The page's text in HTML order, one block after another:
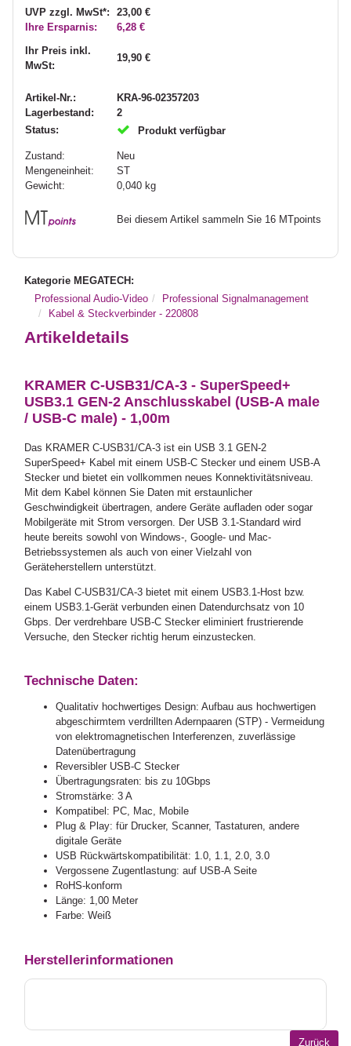
UVP zzgl. MwSt*:
23,00 €
Ihre Ersparnis:
6,28 €
Ihr Preis inkl.
MwSt:
19,90 €
Artikel-Nr.:
KRA-96-02357203
Lagerbestand:
2
Status:
Produkt verfügbar
Zustand:
Neu
Mengeneinheit:
ST
Gewicht:
0,040 kg
Bei diesem Artikel sammeln Sie 16 MTpoints
Kategorie MEGATECH:
Professional Audio-Video
Professional Signalmanagement
Kabel & Steckverbinder - 220808
Artikeldetails
KRAMER C-USB31/CA-3 - SuperSpeed+
USB3.1 GEN-2 Anschlusskabel (USB-A male
/ USB-C male) - 1,00m
Das KRAMER C-USB31/CA-3 ist ein USB 3.1 GEN-2
SuperSpeed+ Kabel mit einem USB-C Stecker und einem USB-A
Stecker und bietet ein vollkommen neues Konnektivitätsniveau.
Mit dem Kabel können Sie Daten mit erstaunlicher
Geschwindigkeit übertragen, andere Geräte aufladen oder sogar
Mobilgeräte mit Strom versorgen. Der USB 3.1-Standard wird
heute bereits sowohl von Windows-, Google- und Mac-
Betriebssystemen als auch von einer Vielzahl von
Geräteherstellern unterstützt.
Das Kabel C-USB31/CA-3 bietet mit einem USB3.1-Host bzw.
einem USB3.1-Gerät verbunden einen Datendurchsatz von 10
Gbps. Der verdrehbare USB-C Stecker eliminiert frustrierende
Versuche, den Stecker richtig herum einzustecken.
Technische Daten:
Qualitativ hochwertiges Design: Aufbau aus hochwertigen
abgeschirmtem verdrillten Adernpaaren (STP) - Vermeidung
von elektromagnetischen Interferenzen, zuverlässige
Datenübertragung
Reversibler USB-C Stecker
Übertragungsraten: bis zu 10Gbps
Stromstärke: 3 A
Kompatibel: PC, Mac, Mobile
Plug & Play: für Drucker, Scanner, Tastaturen, andere
digitale Geräte
USB Rückwärtskompatibilität: 1.0, 1.1, 2.0, 3.0
Vergossene Zugentlastung: auf USB-A Seite
RoHS-konform
Länge: 1,00 Meter
Farbe: Weiß
Herstellerinformationen